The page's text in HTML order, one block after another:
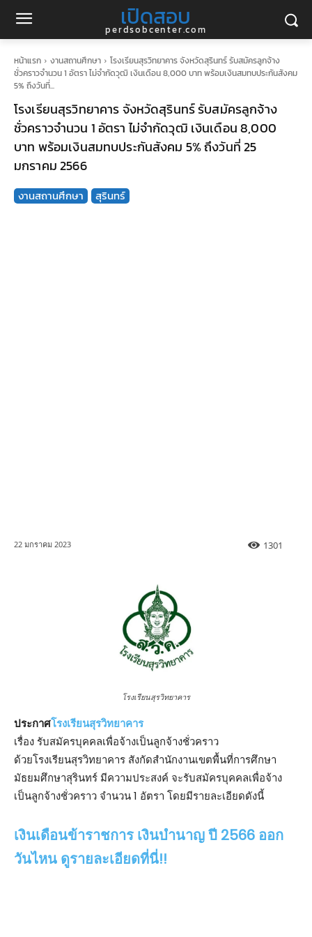
เปิดสอบ
perdsobcenter.com
หน้าแรก งานสถานศึกษา
โรงเรียนสุรวิทยาคาร จังหวัดสุรินทร์ รับสมัครลูกจ้าง
ชั่วคราวจำนวน 1 อัตรา ไม่จำกัดวุฒิ เงินเดือน 8,000 บาท พร้อมเงินสมทบประกันสังคม
5% ถึงวันที่...
โรงเรียนสุรวิทยาคาร จังหวัดสุรินทร์ รับสมัครลูกจ้าง
ชั่วคราวจำนวน 1 อัตรา ไม่จำกัดวุฒิ เงินเดือน 8,000
บาท พร้อมเงินสมทบประกันสังคม 5% ถึงวันที่ 25
มกราคม 2566
งานสถานศึกษา สุรินทร์
22 มกราคม 2023 1301
โรงเรียนสุรวิทยาคาร
ประกาศโรงเรียนสุรวิทยาคาร
เรื่อง รับสมัครบุคคลเพื่อจ้างเป็นลูกจ้างชั่วคราว
ด้วยโรงเรียนสุรวิทยาคาร สังกัดสํานักงานเขตพื้นที่การศึกษา
มัธยมศึกษาสุรินทร์ มีความประสงค์ จะรับสมัครบุคคลเพื่อจ้าง
เป็นลูกจ้างชั่วคราว จํานวน 1 อัตรา โดยมีรายละเอียดดังนี้
เงินเดือนข้าราชการ เงินบำนาญ ปี 2566 ออก
วันไหน ดูรายละเอียดที่นี่!!